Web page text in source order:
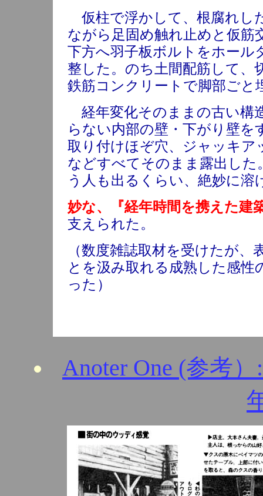
仮柱で浮かして、根腐れし
ながら足固め触れ止めと仮筋
下方へ羽子板ボルトをホール
整した。のち土間配筋して、
鉄筋コンクリートで脚部ごと
経年変化そのままの古い構
らない内部の壁・下がり壁
取り付けほぞ穴、ジャッキ
などすべてそのまま露出し
う人も出るくらい、絶妙に溶
妙な、『経年時間を携えた建
支えられた。
（数度雑誌取材を受けたが
とを汲み取れる成熟した感
った）
Anoter One (参考